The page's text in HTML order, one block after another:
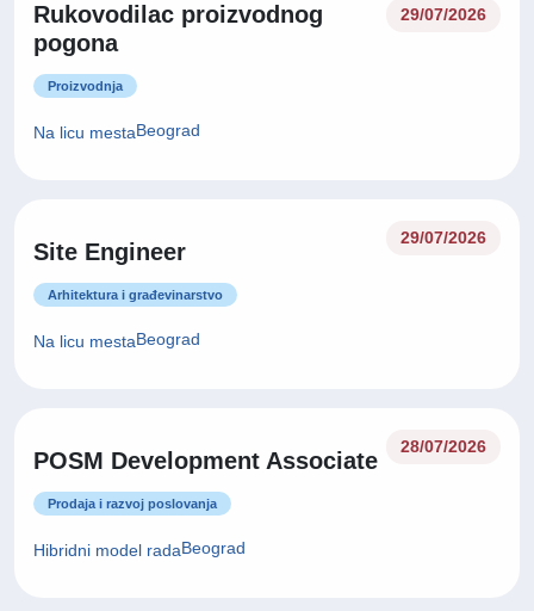
Rukovodilac proizvodnog
pogona
29/07/2026
Proizvodnja
Na licu mestaBeograd
Site Engineer
29/07/2026
Arhitektura i građevinarstvo
Na licu mestaBeograd
POSM Development Associate
28/07/2026
Prodaja i razvoj poslovanja
Hibridni model radaBeograd